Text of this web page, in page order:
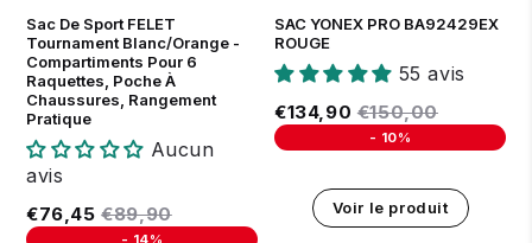
Sac De Sport FELET
Tournament Blanc/Orange -
Compartiments Pour 6
Raquettes, Poche À
Chaussures, Rangement
Pratique
Aucun
avis
Prix réduit
€76,45 €76,45
Prix régulier
€89,90€89,90
- 14%
SAC YONEX PRO BA92429EX
ROUGE
55 avis
Prix réduit
€134,90 €134,90
Prix régulier
€150,00€150,00
- 10%
Voir le produit